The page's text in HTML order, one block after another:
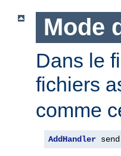
Mode
Dans le
fichiers
comme
AddHandler